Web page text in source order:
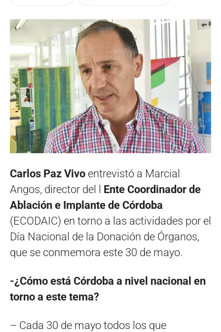
Carlos Paz Vivo entrevistó a Marcial
Angos, director del l Ente Coordinador de
Ablación e Implante de Córdoba
(ECODAIC) en torno a las actividades por el
Día Nacional de la Donación de Órganos,
que se conmemora este 30 de mayo.
-¿Cómo está Córdoba a nivel nacional en
torno a este tema?
– Cada 30 de mayo todos los que